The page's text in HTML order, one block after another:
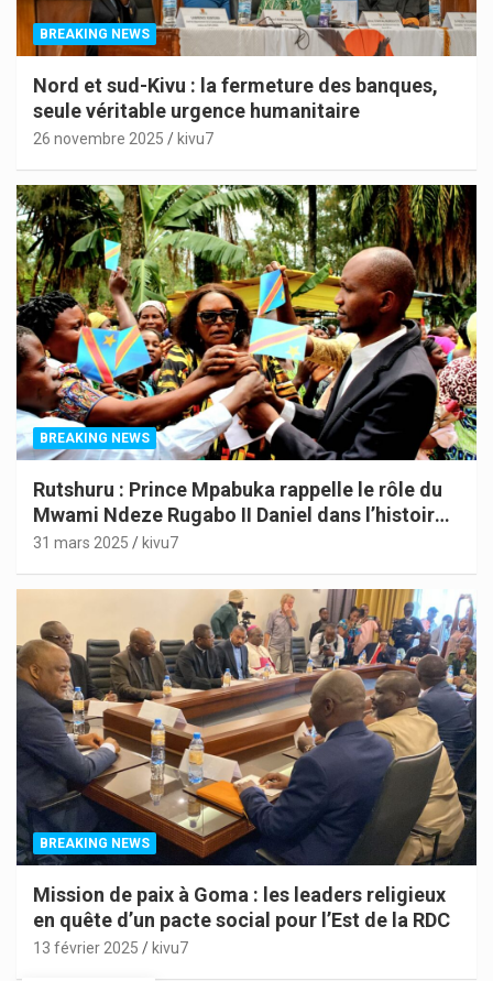
BREAKING NEWS
Nord et sud-Kivu : la fermeture des banques,
seule véritable urgence humanitaire
26 novembre 2025 kivu7
BREAKING NEWS
Rutshuru : Prince Mpabuka rappelle le rôle du
Mwami Ndeze Rugabo II Daniel dans l’histoire
de l’Indépendance du Congo
31 mars 2025 kivu7
BREAKING NEWS
Mission de paix à Goma : les leaders religieux
en quête d’un pacte social pour l’Est de la RDC
13 février 2025 kivu7